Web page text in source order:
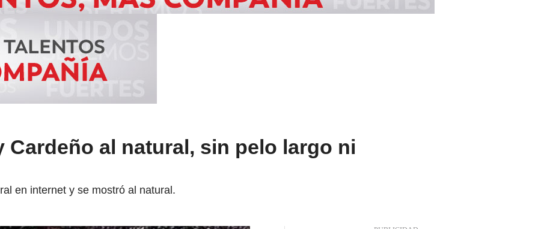
Cardeño al natural, sin pelo largo ni
en internet y se mostró al natural.